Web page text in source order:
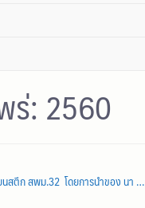
ร่:2560
นสตึก สพม.32 โดยการนำของ นา …